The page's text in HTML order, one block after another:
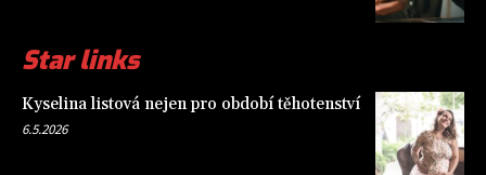
Star links
Kyselina listová nejen pro období těhotenství
6.5.2026